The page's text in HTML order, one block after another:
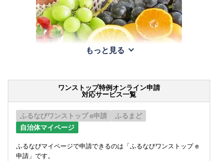
もっと見る
ワンストップ特例オンライン申請
対応サービス一覧
ふるなびワンストップ e申請
ふるまど
自治体マイページ
ふるなびマイページで申請できるのは「ふるなびワンストップ e
申請」です。